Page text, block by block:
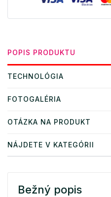
POPIS PRODUKTU
TECHNOLÓGIA
FOTOGALÉRIA
OTÁZKA NA PRODUKT
NÁJDETE V KATEGÓRII
Bežný popis